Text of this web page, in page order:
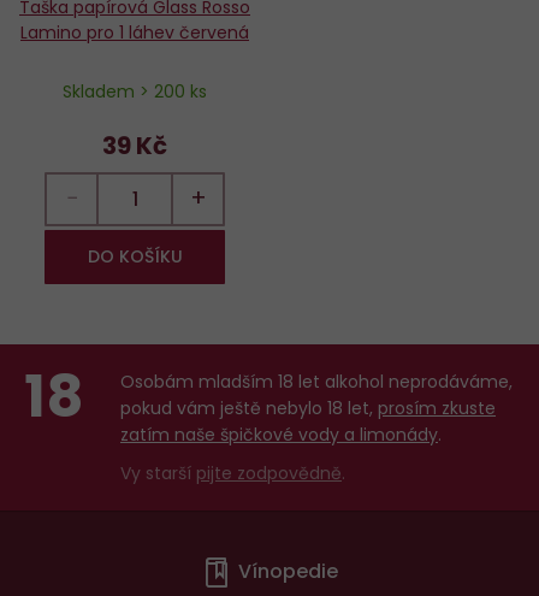
Taška papírová Glass Rosso
Lamino pro 1 láhev červená
Skladem > 200 ks
39 Kč
− +
DO KOŠÍKU
18
Osobám mladším 18 let alkohol neprodáváme,
pokud vám ještě nebylo 18 let, prosím zkuste
zatím naše špičkové vody a limonády.
Vy starší pijte zodpovědně.
Vínopedie